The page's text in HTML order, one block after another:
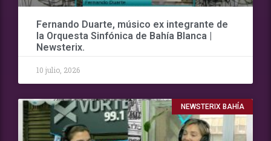
Fernando Duarte, músico ex integrante de
la Orquesta Sinfónica de Bahía Blanca |
Newsterix.
10 julio, 2026
NEWSTERIX BAHÍA